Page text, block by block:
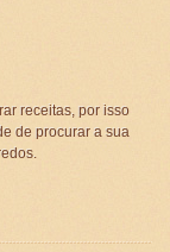
receitas, por isso
de procurar a sua